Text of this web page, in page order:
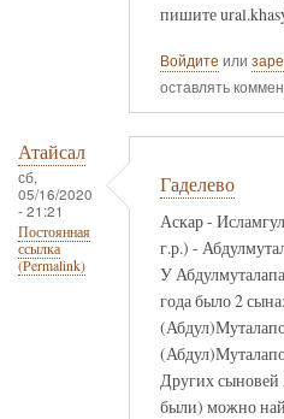
пишите
Войдите или
оставлять
Атайсал
сб,
05/16/2020
- 21:21
Постоянная
ссылка
(Permalink)
Гаделево
Аскар -
г.р.) -
У
года было 2
Других сыновей
были) можно